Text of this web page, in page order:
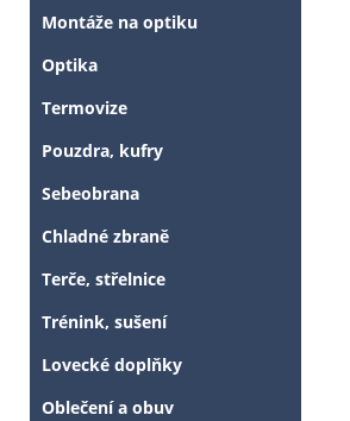
Montáže na optiku
Optika
Termovize
Pouzdra, kufry
Sebeobrana
Chladné zbraně
Terče, střelnice
Trénink, sušení
Lovecké doplňky
Oblečení a obuv